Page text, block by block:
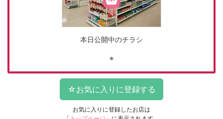
本日公開中のチラシ
お気に入りに登録したお店は